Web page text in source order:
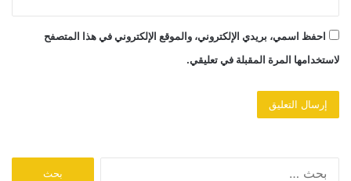
احفظ اسمي، بريدي الإلكتروني، والموقع الإلكتروني في هذا المتصفح
لاستخدامها المرة المقبلة في تعليقي.